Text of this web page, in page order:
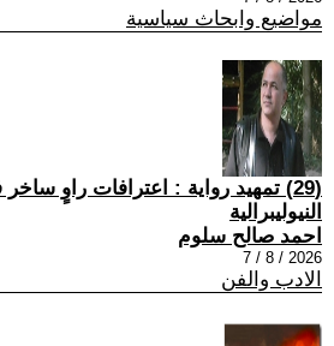
مواضيع وابحاث سياسية
(29) تمهيد رواية : اعترافات راوٍ
النيوليبرالية
احمد صالح سلوم
2026 / 8 / 7
الادب والفن